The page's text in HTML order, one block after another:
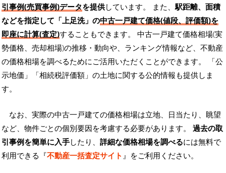
引事例(売買事例)データを提供しています。 また、駅距離、面積
などを指定して「上足洗」の中古一戸建て価格(値段、評価額)を
即座に計算(査定)することもできます。 中古一戸建て価格相場(実
勢価格、売却相場)の推移・動向や、ランキング情報など、不動産
の価格相場を調べるためにご活用いただくことができます。
「公
示地価」「相続税評価額」の土地に関する公的情報も提供しま
す。
なお、実際の中古一戸建ての価格相場は立地、日当たり、眺望
など、物件ごとの個別要因を考慮する必要があります。 過去の取
引事例を簡単に入手したり、 詳細な価格相場を調べるには無料で
利用できる『不動産一括査定サイト 』をご利用ください。